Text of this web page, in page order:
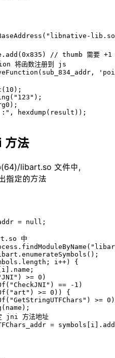
// thumb 需要 +1
将函数注册到 js
hexdump(result));
方法
libart.so 文件中,
指定的方法
= null;
中
i++) {
>= 0)
== -1)
>= 0)) {
>=
jni 方法地址
=